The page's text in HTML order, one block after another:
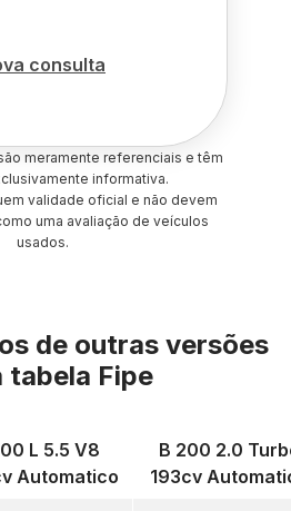
consulta
meramente referenciais e têm
informativa.
validade oficial e não devem
uma avaliação de veículos
usados.
de outras versões
tabela Fipe
L 5.5 V8
Automatico
B 200 2.0
193cv